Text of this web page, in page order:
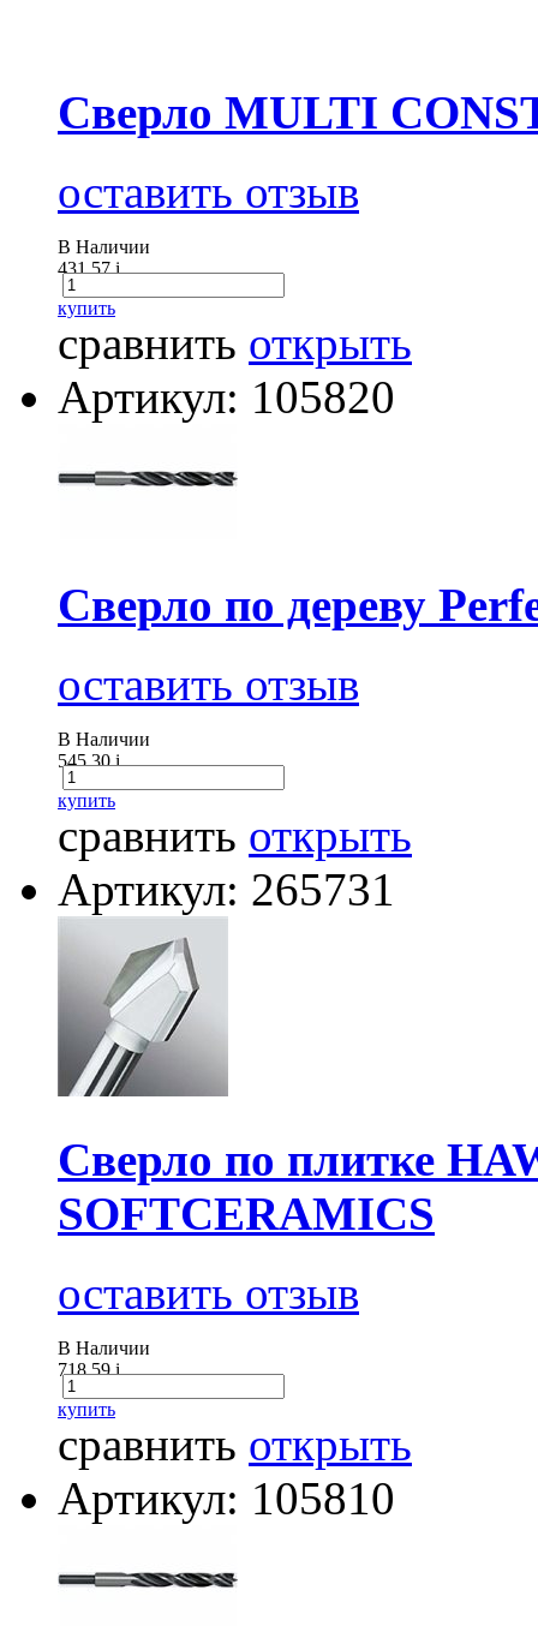
Сверло MULTI
оставить отзыв
В Наличии
431.57i
купить
сравнить открыть
Артикул: 105820
Сверло по дереву
оставить отзыв
В Наличии
545.30i
купить
сравнить открыть
Артикул: 265731
Сверло по плитке
SOFTCERAMICS
оставить отзыв
В Наличии
718.59i
купить
сравнить открыть
Артикул: 105810